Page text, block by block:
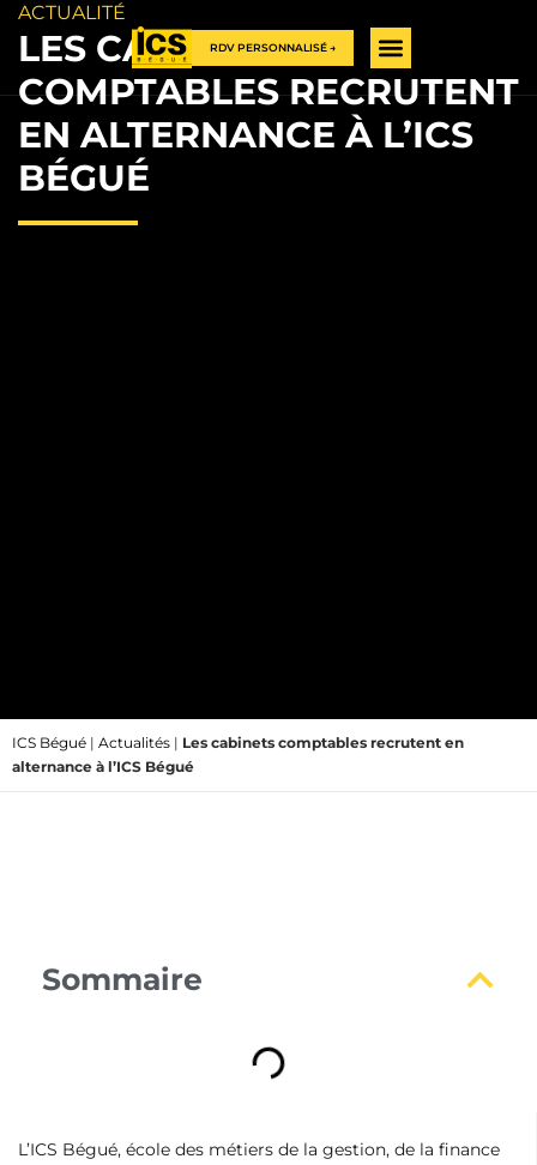
RDV PERSONNALISÉ →
ACTUALITÉ
LES CABINETS
COMPTABLES RECRUTENT
EN ALTERNANCE À L’ICS
BÉGUÉ
ICS Bégué | Actualités | Les cabinets comptables recrutent en
alternance à l’ICS Bégué
L’ICS Bégué, école des métiers de la gestion, de la finance
Sommaire